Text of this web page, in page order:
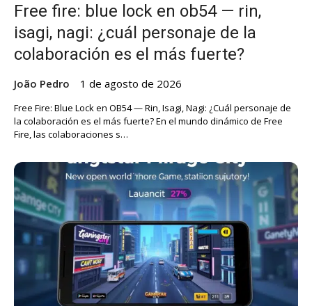
Free fire: blue lock en ob54 — rin,
isagi, nagi: ¿cuál personaje de la
colaboración es el más fuerte?
João Pedro 1 de agosto de 2026
Free Fire: Blue Lock en OB54 — Rin, Isagi, Nagi: ¿Cuál personaje de
la colaboración es el más fuerte? En el mundo dinámico de Free
Fire, las colaboraciones s…